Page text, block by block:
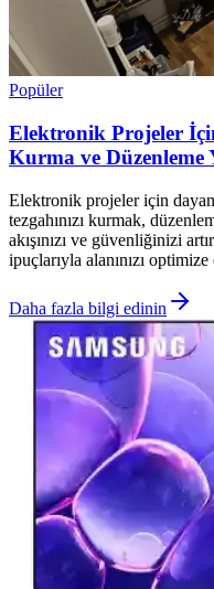
Popüler
Elektronik Projeler İçin
Kurma ve Düzenleme
Elektronik projeler için
tezgahınızı kurmak,
akışınızı ve güvenliğinizi
ipuçlarıyla alanınızı optimize
Daha fazla bilgi edinin